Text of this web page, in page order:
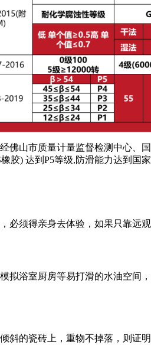
佛山市质量计量监督检测中心
胶) 达到P5等级,防滑能力达到国
必须得亲身去体验，如果只靠远
拟浴室厨房等易打滑的水油空间
斜的瓷砖上，重物不掉落，则证